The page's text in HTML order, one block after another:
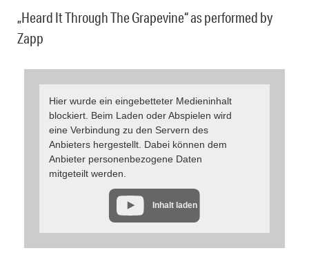
„Heard It Through The Grapevine“ as performed by
Zapp
Hier wurde ein eingebetteter Medieninhalt
blockiert. Beim Laden oder Abspielen wird
eine Verbindung zu den Servern des
Anbieters hergestellt. Dabei können dem
Anbieter personenbezogene Daten
mitgeteilt werden.
Inhalt laden